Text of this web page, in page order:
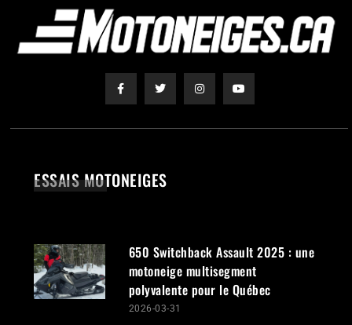
ESSAIS MOTONEIGES
650 Switchback Assault 2025 : une
motoneige multisegment
polyvalente pour le Québec
2026-03-31